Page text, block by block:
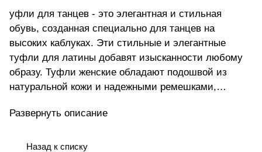
уфли для танцев - это элегантная и стильная
обувь, созданная специально для танцев на
высоких каблуках. Эти стильные и элегантные
туфли для латины добавят изысканности любому
образу. Туфли женские обладают подошвой из
натуральной кожи и надежными ремешками,
движении. Туфли для танцев подходят под
неповторимо на танцевальных мероприятиях.
Развернуть описание
Назад к списку